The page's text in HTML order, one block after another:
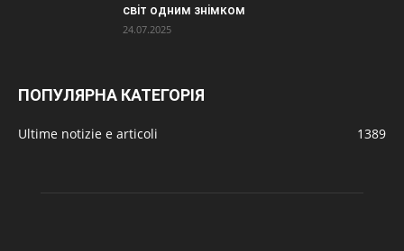
світ одним знімком
24.07.2025
ПОПУЛЯРНА КАТЕГОРІЯ
Ultime notizie e articoli 1389